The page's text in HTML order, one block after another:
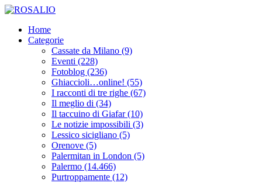
Home
Categorie
Cassate da Milano (9)
Eventi (228)
Fotoblog (236)
Ghiaccioli…online! (55)
I racconti di tre righe (67)
Il meglio di (34)
Il taccuino di Giafar(10)
Le notizie impossibili (3)
Lessico sicigliano (5)
Orenove (5)
Palermitan in London (5)
Palermo (14.466)
Purtroppamente (12)